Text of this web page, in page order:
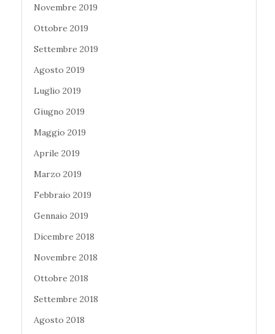
Novembre 2019
Ottobre 2019
Settembre 2019
Agosto 2019
Luglio 2019
Giugno 2019
Maggio 2019
Aprile 2019
Marzo 2019
Febbraio 2019
Gennaio 2019
Dicembre 2018
Novembre 2018
Ottobre 2018
Settembre 2018
Agosto 2018